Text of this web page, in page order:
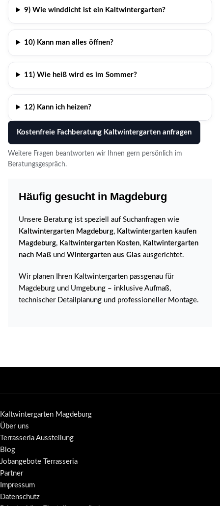
9) Wie winddicht ist ein Kaltwintergarten?
10) Kann man alles öffnen?
11) Wie heiß wird es im Sommer?
12) Kann ich heizen?
Kostenfreie Fachberatung Kaltwintergarten anfragen
Weitere Fragen beantworten wir Ihnen gern persönlich im
Beratungsgespräch.
Häufig gesucht in Magdeburg
Unsere Beratung ist speziell auf Suchanfragen wie
Kaltwintergarten Magdeburg, Kaltwintergarten kaufen
Magdeburg, Kaltwintergarten Kosten, Kaltwintergarten
nach Maß und Wintergarten aus Glas ausgerichtet.
Wir planen Ihren Kaltwintergarten passgenau für
Magdeburg und Umgebung – inklusive Aufmaß,
technischer Detailplanung und professioneller Montage.
Kaltwintergarten Magdeburg
Über uns
Terrasseria Ausstellung
Blog
Jobangebote Terrasseria
Partner
Impressum
Datenschutz